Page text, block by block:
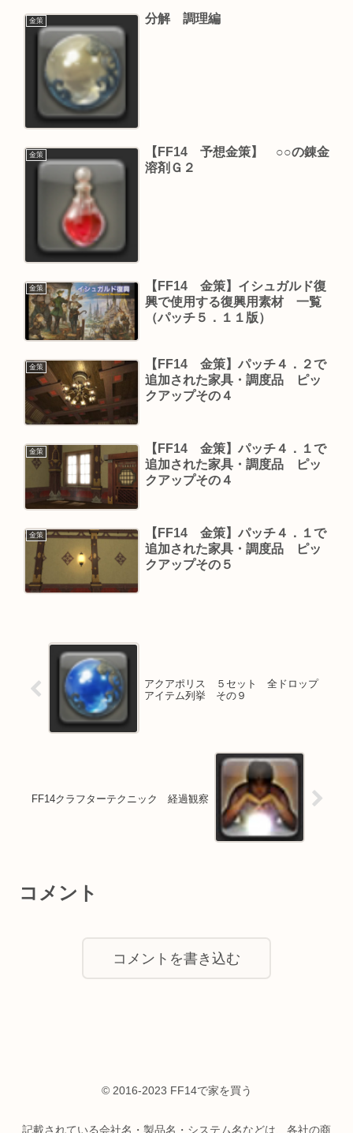
金策 分解 調理編
金策
【FF14 予想金策】 ○○の錬金
溶剤Ｇ２
金策
【FF14 金策】イシュガルド復
興で使用する復興用素材 一覧
（パッチ５．１１版）
金策
【FF14 金策】パッチ４．２で
追加された家具・調度品 ピッ
クアップその４
金策
【FF14 金策】パッチ４．１で
追加された家具・調度品 ピッ
クアップその４
金策
【FF14 金策】パッチ４．１で
追加された家具・調度品 ピッ
クアップその５
アクアポリス ５セット 全ドロップ
アイテム列挙 その９
FF14クラフターテクニック 経過観察
コメント
コメントを書き込む
© 2016-2023 FF14で家を買う
記載されている会社名・製品名・システム名などは、各社の商